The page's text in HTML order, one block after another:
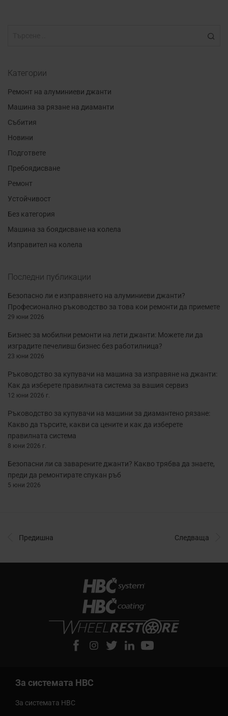
Категории
Ремонт на алуминиеви джанти
Машина за рязане на диаманти
Събития
Новини
Подгответе
Пребоядисване
Ремонт
Устойчивост
Без категория
Машина за боядисване на колела
Изправител на колела
Последни публикации
Безопасно ли е изправянето на алуминиеви джанти?
Професионално ръководство за това кои ремонти да приемете
29 юни 2026
Бизнес за мобилни ремонти на лети джанти: Можете ли да
изградите печеливш бизнес без работилница?
23 юни 2026
Ръководство за купувачи на машина за изправяне на джанти:
Как да изберете правилната система за вашия сервиз
12 юни 2026 г.
Ръководство за купувачи на машини за диамантено рязане:
Какво да търсите, какви са цените и как да изберете
правилната система
8 юни 2026 г.
Безопасни ли са заварените джанти? Какво трябва да знаете,
преди да ремонтирате спукан ръб
5 юни 2026
Предишна Следваща
За системата HBC
За системата HBC